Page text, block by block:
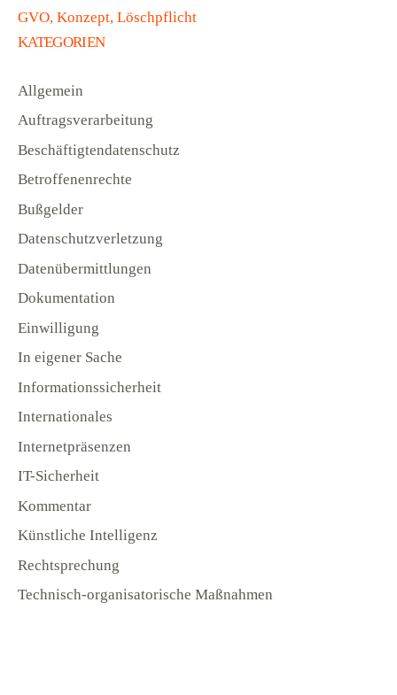
GVO, Konzept, Löschpflicht
KATEGORIEN
Allgemein
Auftragsverarbeitung
Beschäftigtendatenschutz
Betroffenenrechte
Bußgelder
Datenschutzverletzung
Datenübermittlungen
Dokumentation
Einwilligung
In eigener Sache
Informationssicherheit
Internationales
Internetpräsenzen
IT-Sicherheit
Kommentar
Künstliche Intelligenz
Rechtsprechung
Technisch-organisatorische Maßnahmen